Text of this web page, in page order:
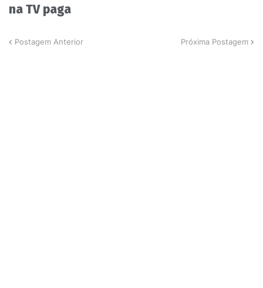
na TV paga
Postagem Anterior Próxima Postagem